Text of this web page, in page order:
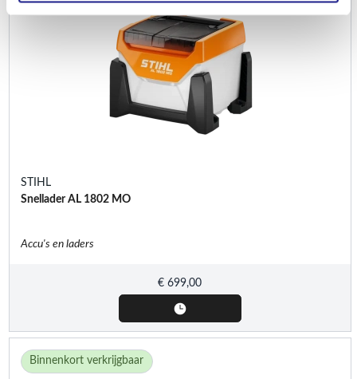
STIHL
Snellader AL 1802 MO
Accu's en laders
€ 699,00
Binnenkort verkrijgbaar